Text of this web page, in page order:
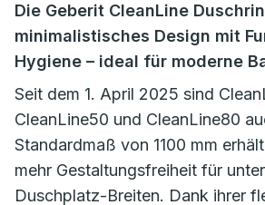
Die Geberit CleanLine
minimalistisches Design mit
Hygiene – ideal für moderne
Seit dem 1. April 2025 sind
CleanLine50 und CleanLine80
Standardmaß von 1100 mm
mehr Gestaltungsfreiheit für
Duschplatz-Breiten. Dank ihrer